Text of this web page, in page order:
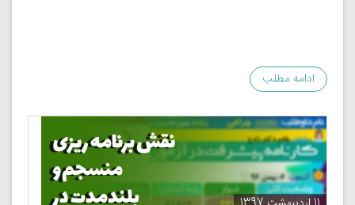
ادامه مطلب